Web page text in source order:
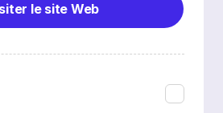
le site Web